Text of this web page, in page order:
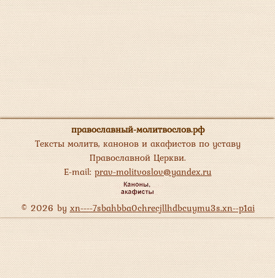
православный-молитвослов.рф
Тексты молитв, канонов и акафистов по уставу
Православной Церкви.
E-mail:prav-molitvoslov@yandex.ru
© 2026 byxn----7sbahbba0chrecjllhdbcuymu3s.xn--p1ai